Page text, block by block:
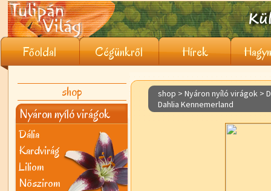
Főoldal Cégünkről Hírek
shop
Nyáron nyíló virágok
Dália
Kardvirág
Liliom
Nõszirom
shop > Nyáron nyíló virágok >
Dahlia Kennemerland